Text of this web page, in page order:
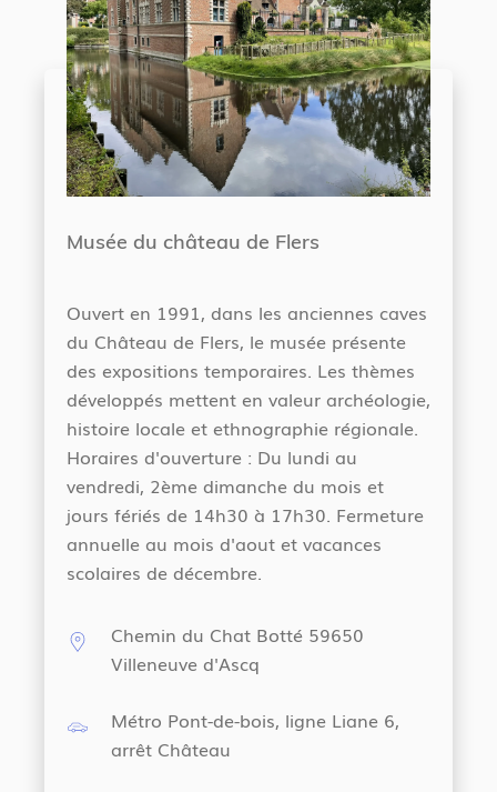
Musée du château de Flers
Ouvert en 1991, dans les anciennes caves
du Château de Flers, le musée présente
des expositions temporaires. Les thèmes
développés mettent en valeur archéologie,
histoire locale et ethnographie régionale.
Horaires d'ouverture : Du lundi au
vendredi, 2ème dimanche du mois et
jours fériés de 14h30 à 17h30. Fermeture
annuelle au mois d'aout et vacances
scolaires de décembre.
Chemin du Chat Botté 59650
Villeneuve d'Ascq
Métro Pont-de-bois, ligne Liane 6,
arrêt Château